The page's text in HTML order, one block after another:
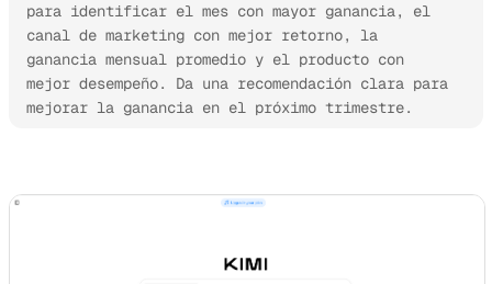
para identificar el mes con mayor ganancia, el
canal de marketing con mejor retorno, la
ganancia mensual promedio y el producto con
mejor desempeño. Da una recomendación clara para
mejorar la ganancia en el próximo trimestre.